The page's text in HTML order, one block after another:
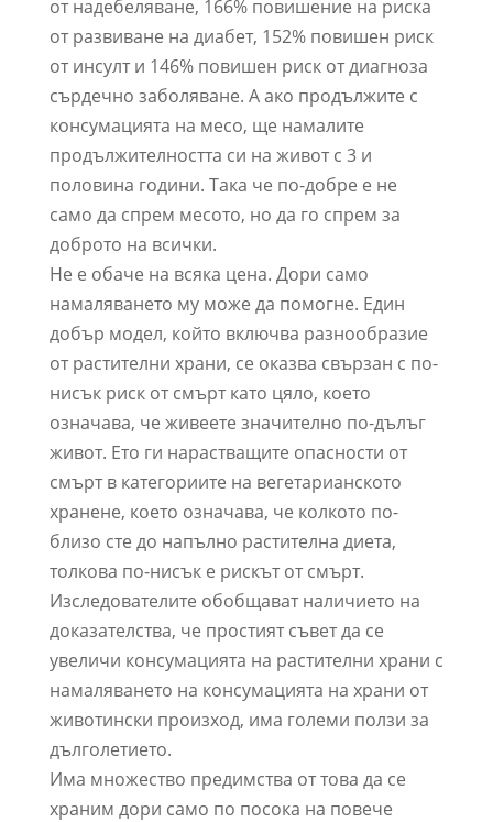
от надебеляване, 166% повишение на риска
от развиване на диабет, 152% повишен риск
от инсулт и 146% повишен риск от диагноза
сърдечно заболяване. А ако продължите с
консумацията на месо, ще намалите
продължителността си на живот с 3 и
половина години. Така че по-добре е не
само да спрем месото, но да го спрем за
доброто на всички.
Не е обаче на всяка цена. Дори само
намаляването му може да помогне. Един
добър модел, който включва разнообразие
от растителни храни, се оказва свързан с по-
нисък риск от смърт като цяло, което
означава, че живеете значително по-дълъг
живот. Ето ги нарастващите опасности от
смърт в категориите на вегетарианското
хранене, което означава, че колкото по-
близо сте до напълно растителна диета,
толкова по-нисък е рискът от смърт.
Изследователите обобщават наличието на
доказателства, че простият съвет да се
увеличи консумацията на растителни храни с
намаляването на консумацията на храни от
животински произход, има големи ползи за
дълголетието.
Има множество предимства от това да се
храним дори само по посока на повече